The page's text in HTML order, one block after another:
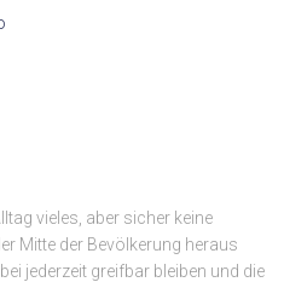
vieles, aber sicher keine
Mitte der Bevölkerung heraus
jederzeit greifbar bleiben und die